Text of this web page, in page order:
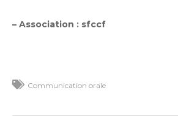
– Association : sfccf
Communication orale